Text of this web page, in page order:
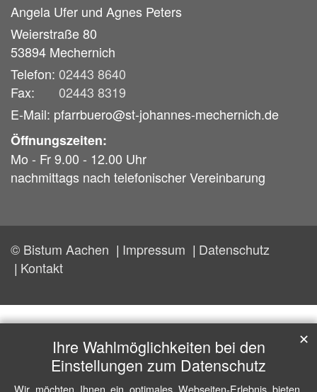
Angela Ufer und Agnes Peters
Weierstraße 80
53894 Mechernich
Telefon: 02443 8640
Fax:
02443 8319
E-Mail: pfarrbuero@st-johannes-mechernich.de
Öffnungszeiten:
Mo - Fr 9.00 - 12.00 Uhr
nachmittags nach telefonischer Vereinbarung
© Bistum Aachen Impressum
Datenschutz
Kontakt
Ihre Wahlmöglichkeiten bei den
Einstellungen zum Datenschutz
Wir möchten Ihnen ein optimales Webseiten-Erlebnis bieten.
✕